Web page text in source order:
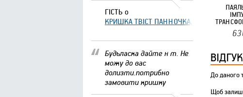
ГІСТЬ о
КРИШКА ТВІСТ ПАННОЧКА, ЩО
Будьласка дайте н т. Не
можу до вас
долизти.потрибно
замовити кришку
До даного
Щоб